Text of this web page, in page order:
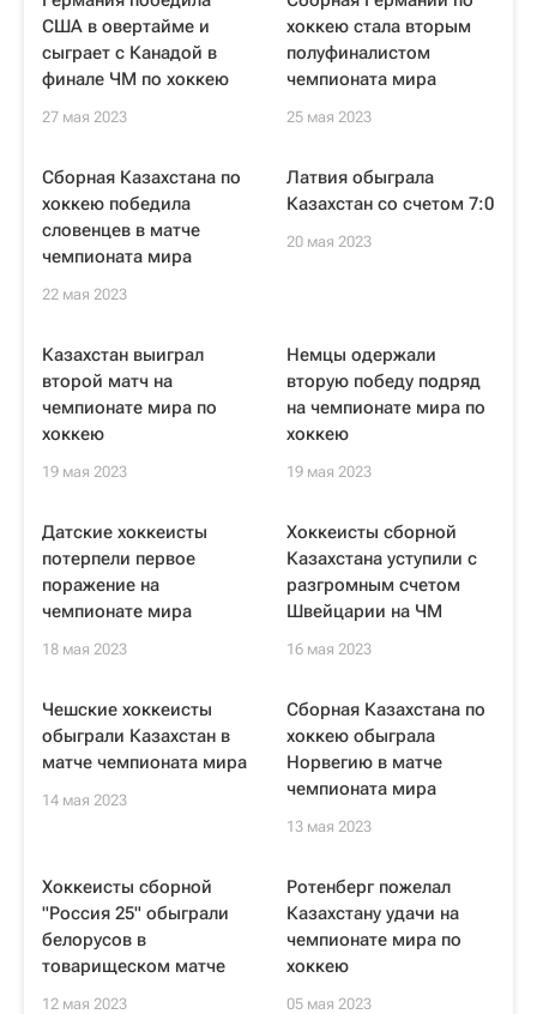
США в овертайме и
сыграет с Канадой в
финале ЧМ по хоккею
27 мая 2023
хоккею стала вторым
полуфиналистом
чемпионата мира
25 мая 2023
Сборная Казахстана по
хоккею победила
словенцев в матче
чемпионата мира
22 мая 2023
Латвия обыграла
Казахстан со счетом 7:0
20 мая 2023
Казахстан выиграл
второй матч на
чемпионате мира по
хоккею
19 мая 2023
Немцы одержали
вторую победу подряд
на чемпионате мира по
хоккею
19 мая 2023
Датские хоккеисты
потерпели первое
поражение на
чемпионате мира
18 мая 2023
Хоккеисты сборной
Казахстана уступили с
разгромным счетом
Швейцарии на ЧМ
16 мая 2023
Чешские хоккеисты
обыграли Казахстан в
матче чемпионата мира
14 мая 2023
Сборная Казахстана по
хоккею обыграла
Норвегию в матче
чемпионата мира
13 мая 2023
Хоккеисты сборной
"Россия 25" обыграли
белорусов в
товарищеском матче
12 мая 2023
Ротенберг пожелал
Казахстану удачи на
чемпионате мира по
хоккею
05 мая 2023